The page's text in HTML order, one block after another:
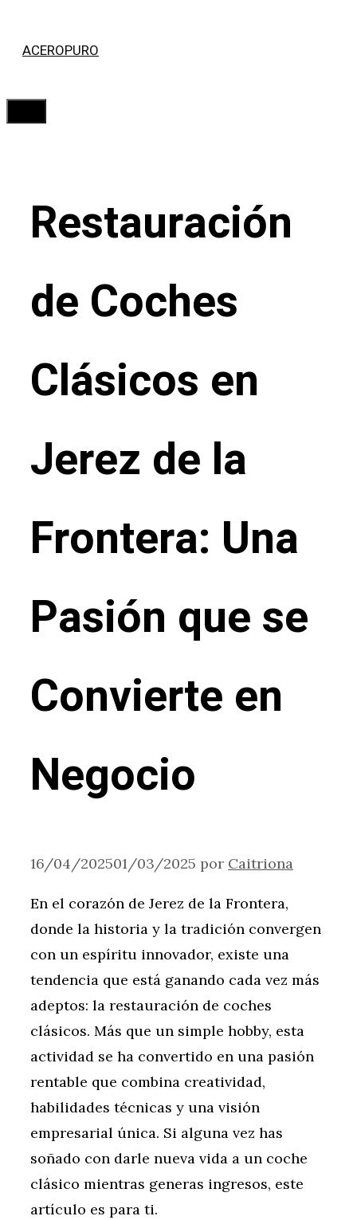
ACEROPURO
Restauración
de Coches
Clásicos en
Jerez de la
Frontera: Una
Pasión que se
Convierte en
Negocio
16/04/202501/03/2025 por Caitriona
En el corazón de Jerez de la Frontera,
donde la historia y la tradición convergen
con un espíritu innovador, existe una
tendencia que está ganando cada vez más
adeptos: la restauración de coches
clásicos. Más que un simple hobby, esta
actividad se ha convertido en una pasión
rentable que combina creatividad,
habilidades técnicas y una visión
empresarial única. Si alguna vez has
soñado con darle nueva vida a un coche
clásico mientras generas ingresos, este
artículo es para ti.